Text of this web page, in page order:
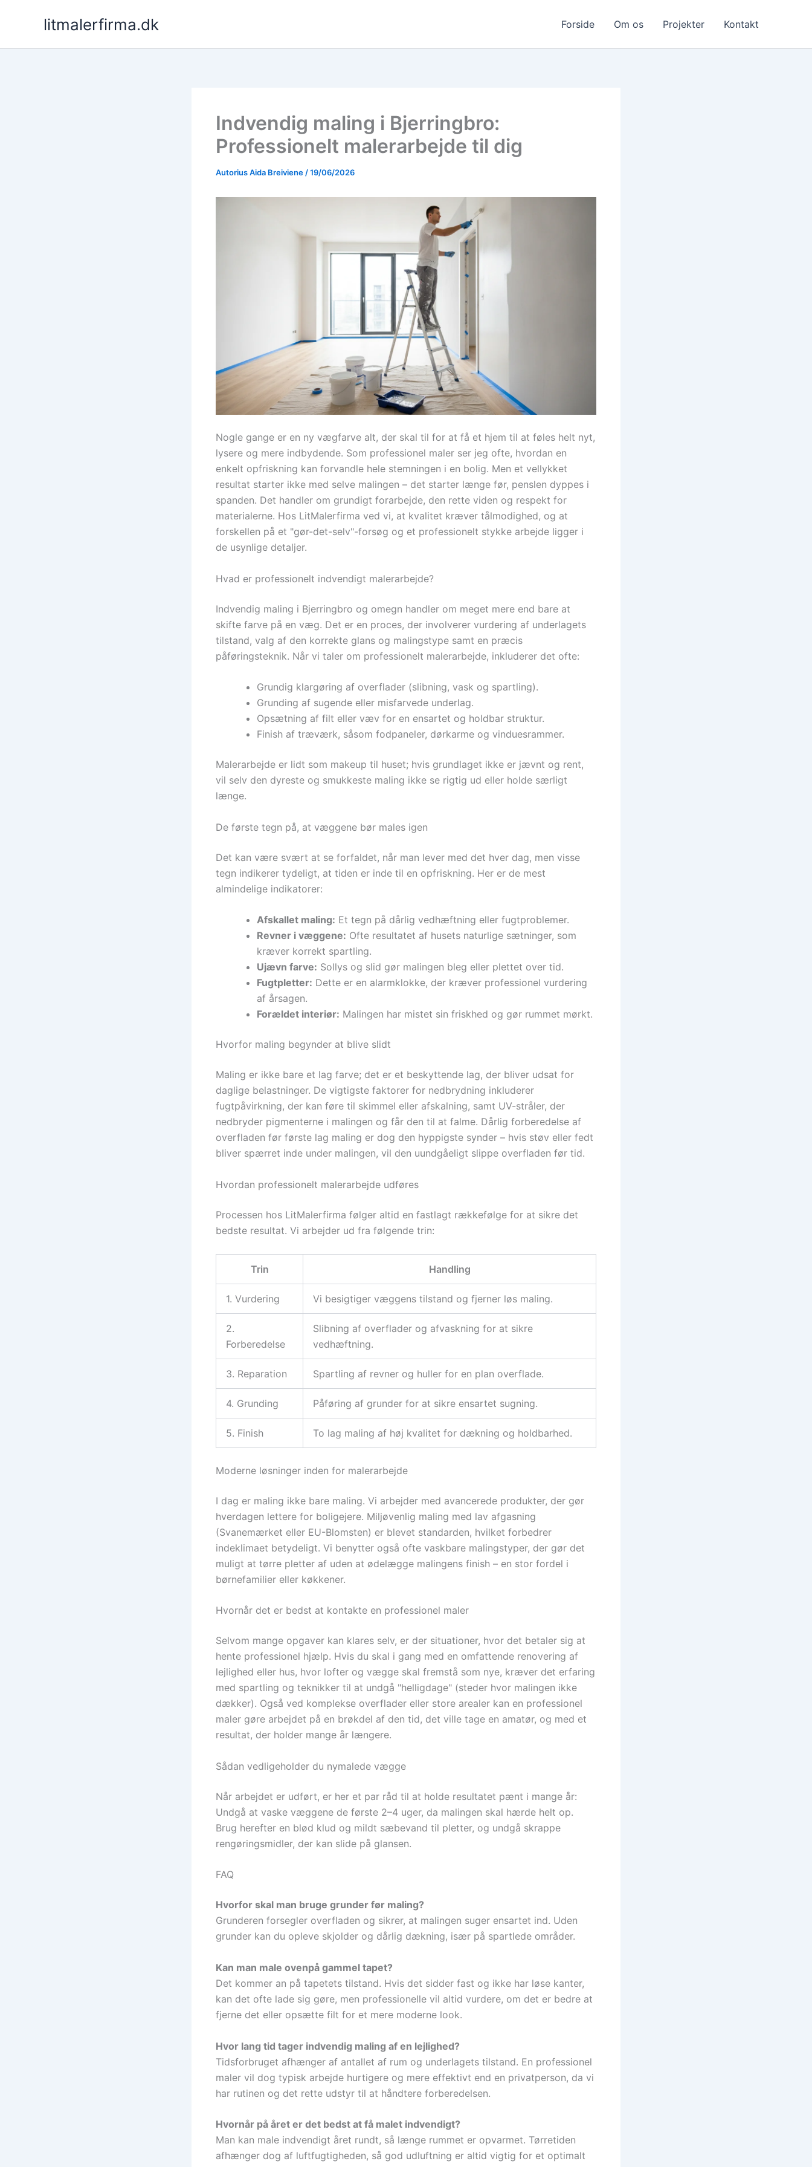
litmalerfirma.dk Forside Om os Projekter Kontakt
Indvendig maling i Bjerringbro:
Professionelt malerarbejde til dig
AutoriusAida Breiviene /19/06/2026
Nogle gange er en ny vægfarve alt, der skal til for at få et hjem til at føles helt nyt,
lysere og mere indbydende. Som professionel maler ser jeg ofte, hvordan en
enkelt opfriskning kan forvandle hele stemningen i en bolig. Men et vellykket
resultat starter ikke med selve malingen – det starter længe før, penslen dyppes i
spanden. Det handler om grundigt forarbejde, den rette viden og respekt for
materialerne. Hos LitMalerfirma ved vi, at kvalitet kræver tålmodighed, og at
forskellen på et "gør-det-selv"-forsøg og et professionelt stykke arbejde ligger i
de usynlige detaljer.
Hvad er professionelt indvendigt malerarbejde?
Indvendig maling i Bjerringbro og omegn handler om meget mere end bare at
skifte farve på en væg. Det er en proces, der involverer vurdering af underlagets
tilstand, valg af den korrekte glans og malingstype samt en præcis
påføringsteknik. Når vi taler om professionelt malerarbejde, inkluderer det ofte:
Grundig klargøring af overflader (slibning, vask og spartling).
Grunding af sugende eller misfarvede underlag.
Opsætning af filt eller væv for en ensartet og holdbar struktur.
Finish af træværk, såsom fodpaneler, dørkarme og vinduesrammer.
Malerarbejde er lidt som makeup til huset; hvis grundlaget ikke er jævnt og rent,
vil selv den dyreste og smukkeste maling ikke se rigtig ud eller holde særligt
længe.
De første tegn på, at væggene bør males igen
Det kan være svært at se forfaldet, når man lever med det hver dag, men visse
tegn indikerer tydeligt, at tiden er inde til en opfriskning. Her er de mest
almindelige indikatorer:
Afskallet maling: Et tegn på dårlig vedhæftning eller fugtproblemer.
Revner i væggene: Ofte resultatet af husets naturlige sætninger, som
kræver korrekt spartling.
Ujævn farve: Sollys og slid gør malingen bleg eller plettet over tid.
Fugtpletter: Dette er en alarmklokke, der kræver professionel vurdering
af årsagen.
Forældet interiør: Malingen har mistet sin friskhed og gør rummet mørkt.
Hvorfor maling begynder at blive slidt
Maling er ikke bare et lag farve; det er et beskyttende lag, der bliver udsat for
daglige belastninger. De vigtigste faktorer for nedbrydning inkluderer
fugtpåvirkning, der kan føre til skimmel eller afskalning, samt UV-stråler, der
nedbryder pigmenterne i malingen og får den til at falme. Dårlig forberedelse af
overfladen før første lag maling er dog den hyppigste synder – hvis støv eller fedt
bliver spærret inde under malingen, vil den uundgåeligt slippe overfladen før tid.
Hvordan professionelt malerarbejde udføres
Processen hos LitMalerfirma følger altid en fastlagt rækkefølge for at sikre det
bedste resultat. Vi arbejder ud fra følgende trin:
Trin Handling
1. Vurdering Vi besigtiger væggens tilstand og fjerner løs maling.
2.
Forberedelse
Slibning af overflader og afvaskning for at sikre
vedhæftning.
3. Reparation Spartling af revner og huller for en plan overflade.
4. Grunding Påføring af grunder for at sikre ensartet sugning.
5. Finish To lag maling af høj kvalitet for dækning og holdbarhed.
Moderne løsninger inden for malerarbejde
I dag er maling ikke bare maling. Vi arbejder med avancerede produkter, der gør
hverdagen lettere for boligejere. Miljøvenlig maling med lav afgasning
(Svanemærket eller EU-Blomsten) er blevet standarden, hvilket forbedrer
indeklimaet betydeligt. Vi benytter også ofte vaskbare malingstyper, der gør det
muligt at tørre pletter af uden at ødelægge malingens finish – en stor fordel i
børnefamilier eller køkkener.
Hvornår det er bedst at kontakte en professionel maler
Selvom mange opgaver kan klares selv, er der situationer, hvor det betaler sig at
hente professionel hjælp. Hvis du skal i gang med en omfattende renovering af
lejlighed eller hus, hvor lofter og vægge skal fremstå som nye, kræver det erfaring
med spartling og teknikker til at undgå "helligdage" (steder hvor malingen ikke
dækker). Også ved komplekse overflader eller store arealer kan en professionel
maler gøre arbejdet på en brøkdel af den tid, det ville tage en amatør, og med et
resultat, der holder mange år længere.
Sådan vedligeholder du nymalede vægge
Når arbejdet er udført, er her et par råd til at holde resultatet pænt i mange år:
Undgå at vaske væggene de første 2–4 uger, da malingen skal hærde helt op.
Brug herefter en blød klud og mildt sæbevand til pletter, og undgå skrappe
rengøringsmidler, der kan slide på glansen.
FAQ
Hvorfor skal man bruge grunder før maling?
Grunderen forsegler overfladen og sikrer, at malingen suger ensartet ind. Uden
grunder kan du opleve skjolder og dårlig dækning, især på spartlede områder.
Kan man male ovenpå gammel tapet?
Det kommer an på tapetets tilstand. Hvis det sidder fast og ikke har løse kanter,
kan det ofte lade sig gøre, men professionelle vil altid vurdere, om det er bedre at
fjerne det eller opsætte filt for et mere moderne look.
Hvor lang tid tager indvendig maling af en lejlighed?
Tidsforbruget afhænger af antallet af rum og underlagets tilstand. En professionel
maler vil dog typisk arbejde hurtigere og mere effektivt end en privatperson, da vi
har rutinen og det rette udstyr til at håndtere forberedelsen.
Hvornår på året er det bedst at få malet indvendigt?
Man kan male indvendigt året rundt, så længe rummet er opvarmet. Tørretiden
afhænger dog af luftfugtigheden, så god udluftning er altid vigtig for et optimalt